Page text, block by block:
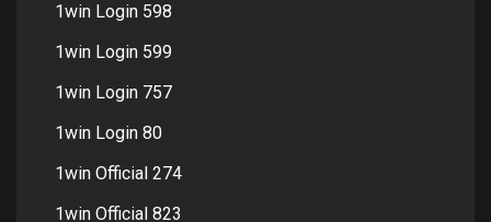
1win Login 598
1win Login 599
1win Login 757
1win Login 80
1win Official 274
1win Official 823